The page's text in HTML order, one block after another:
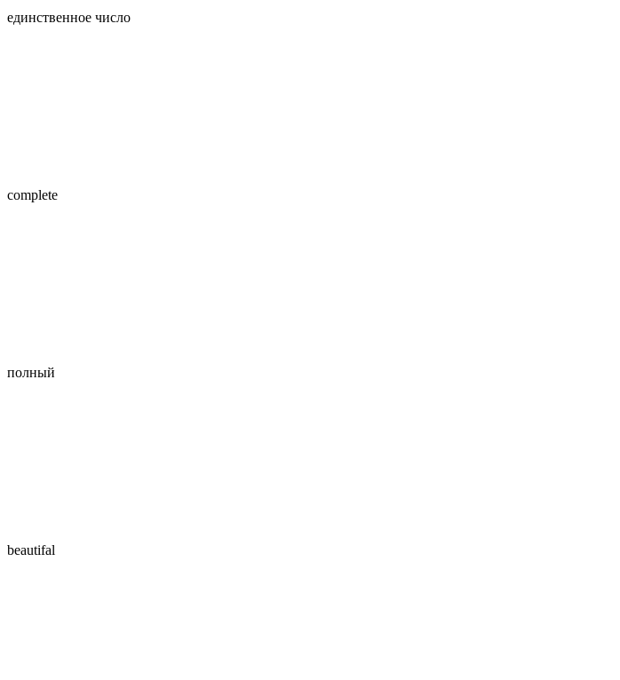
единственное число
complete
полный
beautifal